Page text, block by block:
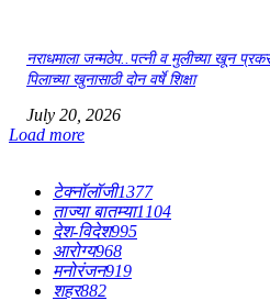
नराधमाला जन्मठेप..पत्नी व मुलीच्या खून
पिलाच्या खुनासाठी दोन वर्षे शिक्षा
July 20, 2026
Load more
टेक्नॉलॉजी1377
ताज्या बातम्या1104
देश-विदेश995
आरोग्य968
मनोरंजन919
शहर882